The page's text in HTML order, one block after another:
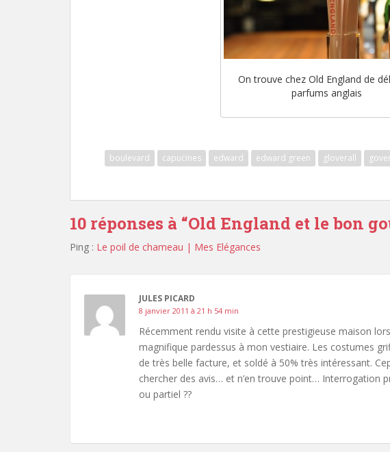
On trouve chez Old England de
parfums anglais
boulevard capucines edward edward green gloverall
10 réponses à “Old England et le bon
Ping : Le poil de chameau | Mes Elégances
JULES PICARD
8 janvier 2011 à 21 h 54 min
Récemment rendu visite à cette prestigieuse maison
magnifique pardessus à mon vestiaire. Les costumes
de très belle facture, et soldé à 50% très intéressant.
chercher des avis… et n’en trouve point… Interrogation
ou partiel ??